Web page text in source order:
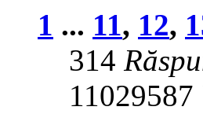
1 ... 11, 12,
314
11029587